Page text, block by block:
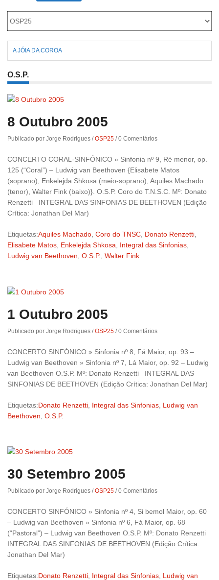
A JÓIA DA COROA
O.S.P.
8 Outubro 2005
Publicado por Jorge Rodrigues /OSP25 /0 Comentários
CONCERTO CORAL-SINFÓNICO » Sinfonia nº 9, Ré menor, op.
125 (“Coral”) – Ludwig van Beethoven {Elisabete Matos
(soprano), Enkelejda Shkosa (meio-soprano), Aquiles Machado
(tenor), Walter Fink (baixo)}. O.S.P. Coro do T.N.S.C. Mº: Donato
Renzetti INTEGRAL DAS SINFONIAS DE BEETHOVEN (Edição
Crítica: Jonathan Del Mar)
Etiquetas:Aquiles Machado, Coro do TNSC, Donato Renzetti,
Elisabete Matos, Enkelejda Shkosa, Integral das Sinfonias,
Ludwig van Beethoven, O.S.P., Walter Fink
1 Outubro 2005
Publicado por Jorge Rodrigues /OSP25 /0 Comentários
CONCERTO SINFÓNICO » Sinfonia nº 8, Fá Maior, op. 93 –
Ludwig van Beethoven » Sinfonia nº 7, Lá Maior, op. 92 – Ludwig
van Beethoven O.S.P. Mº: Donato Renzetti INTEGRAL DAS
SINFONIAS DE BEETHOVEN (Edição Crítica: Jonathan Del Mar)
Etiquetas:Donato Renzetti Integral das Sinfonias Ludwig van
Beethoven O.S.P.
30 Setembro 2005
Publicado por Jorge Rodrigues /OSP25 /0 Comentários
CONCERTO SINFÓNICO » Sinfonia nº 4, Si bemol Maior, op. 60
– Ludwig van Beethoven » Sinfonia nº 6, Fá Maior, op. 68
(“Pastoral”) – Ludwig van Beethoven O.S.P. Mº: Donato Renzetti
INTEGRAL DAS SINFONIAS DE BEETHOVEN (Edição Crítica:
Jonathan Del Mar)
Etiquetas:Donato Renzetti Integral das Sinfonias Ludwig van